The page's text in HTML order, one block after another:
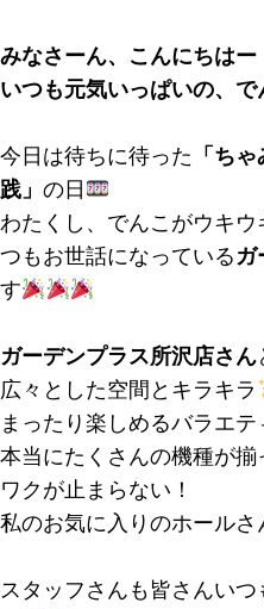
みなさーん、こんにちはー
いつも元気いっぱいの、で
今日は待ちに待った 「ち
践」 の日
わたくし、でんこがウキ
つもお世話になっている ガ
す
ガーデンプラス所沢店さん
広々とした空間とキラキラ
まったり楽しめるバラエテ
本当にたくさんの機種が
ワクが止まらない！
私のお気に入りのホールさ
スタッフさんも皆さんい